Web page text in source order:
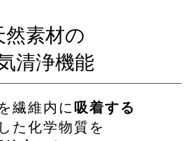
然素材の
清浄機能
繊維内に 吸着する
た化学物質を